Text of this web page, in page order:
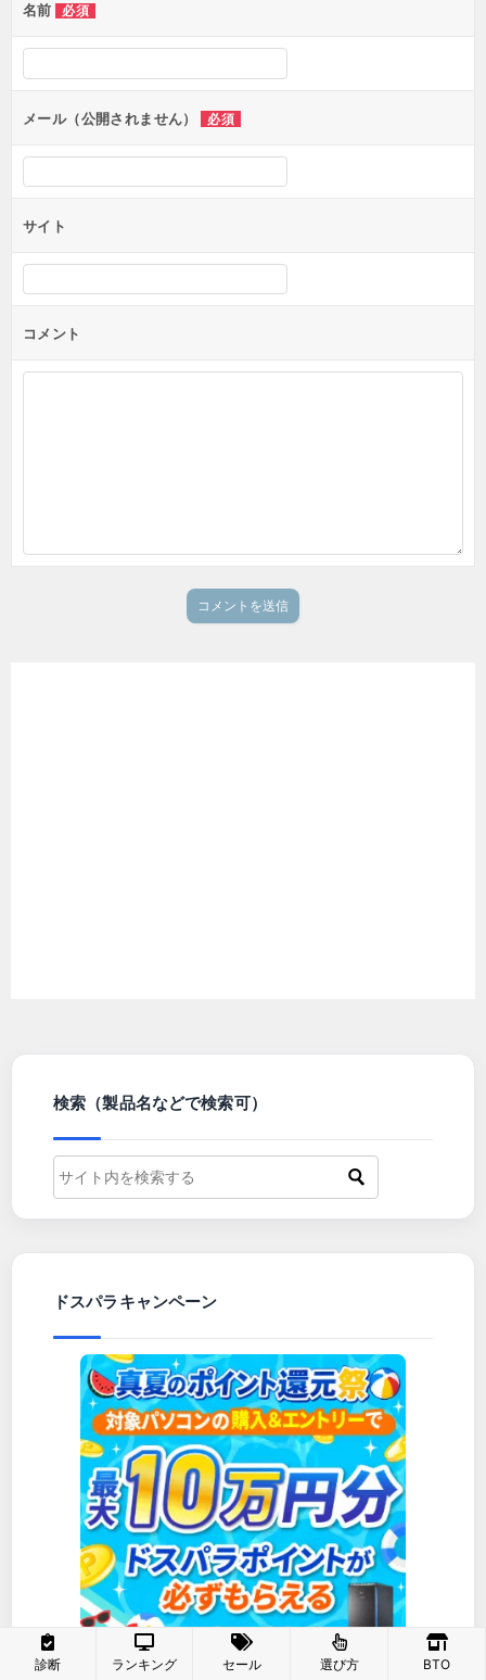
ー
シ
名前 必須
メール（公開されません） 必須
サイト
コメント
検索（製品名などで検索可）
ドスパラキャンペーン
診断 ランキング セール 選び方 BTO